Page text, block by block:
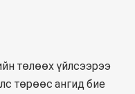
төлөөх үйлсээрээ
төрөөс ангид бие